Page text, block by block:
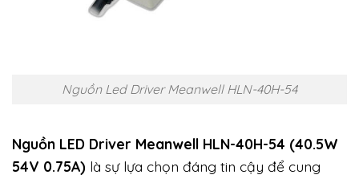
Nguồn Led Driver Meanwell HLN-40H-54
Nguồn LED Driver Meanwell HLN-40H-54 (40.5W
54V 0.75A) là sự lựa chọn đáng tin cậy để cung